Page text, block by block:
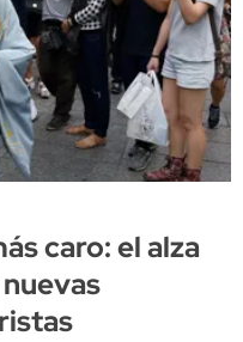
caro: el alza